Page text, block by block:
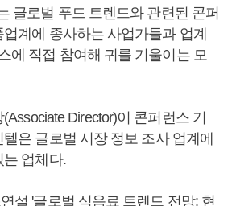
글로벌 푸드 트렌드와 관련된 콘퍼
계에 종사하는 사업가들과 업계
에 직접 참여해 귀를 기울이는 모
Director)이 콘퍼런스 기
은 글로벌 시장 정보 조사 업계에
는 업체다.
설 '글로벌 식음료 트렌드 전망: 현